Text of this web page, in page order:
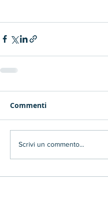
Commenti
Scrivi un commento...